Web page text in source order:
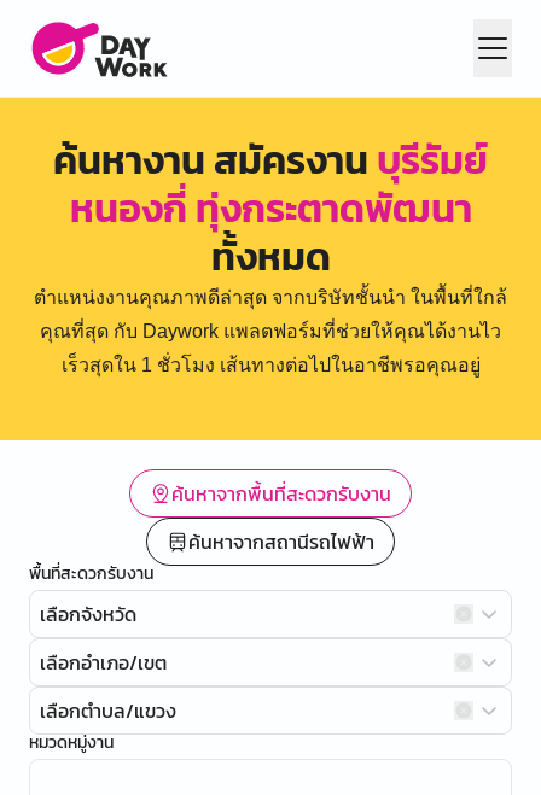
ค้นหางาน สมัครงานบุรีรัมย์
หนองกี่ ทุ่งกระตาดพัฒนา
ทั้งหมด
ตำแหน่งงานคุณภาพดีล่าสุด จากบริษัทชั้นนำ ในพื้นที่ใกล้
คุณที่สุด กับ Daywork แพลตฟอร์มที่ช่วยให้คุณได้งานไว
เร็วสุดใน 1 ชั่วโมง เส้นทางต่อไปในอาชีพรอคุณอยู่
ค้นหาจากพื้นที่สะดวกรับงาน
ค้นหาจากสถานีรถไฟฟ้า
พื้นที่สะดวกรับงาน
เลือกจังหวัด
เลือกอำเภอ/เขต
เลือกตำบล/แขวง
หมวดหมู่งาน